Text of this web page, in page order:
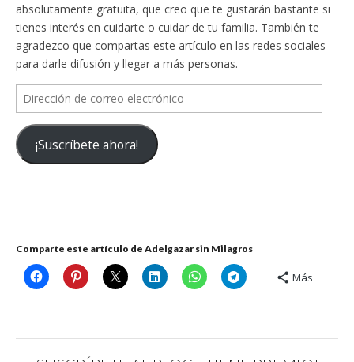
absolutamente gratuita, que creo que te gustarán bastante si
tienes interés en cuidarte o cuidar de tu familia. También te
agradezco que compartas este artículo en las redes sociales
para darle difusión y llegar a más personas.
Dirección
de
correo
electrónico
¡Suscríbete ahora!
Comparte este artículo de Adelgazar sin Milagros
Más